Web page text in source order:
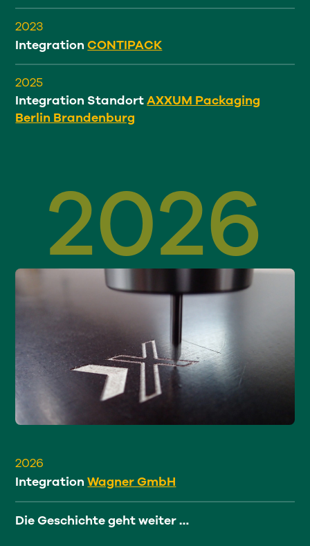
2023
IntegrationCONTIPACK
2025
Integration StandortAXXUM Packaging
Berlin Brandenburg
2026
2026
IntegrationWagner GmbH
Die Geschichte geht weiter …